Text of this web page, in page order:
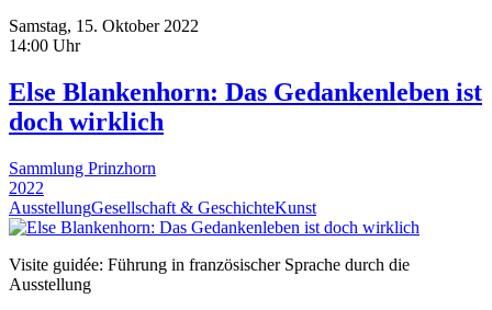
Samstag, 15. Oktober 2022
14:00 Uhr
Else Blankenhorn: Das Gedankenleben ist
doch wirklich
Sammlung Prinzhorn
2022
AusstellungGesellschaft & GeschichteKunst
Visite guidée: Führung in französischer Sprache durch die
Ausstellung